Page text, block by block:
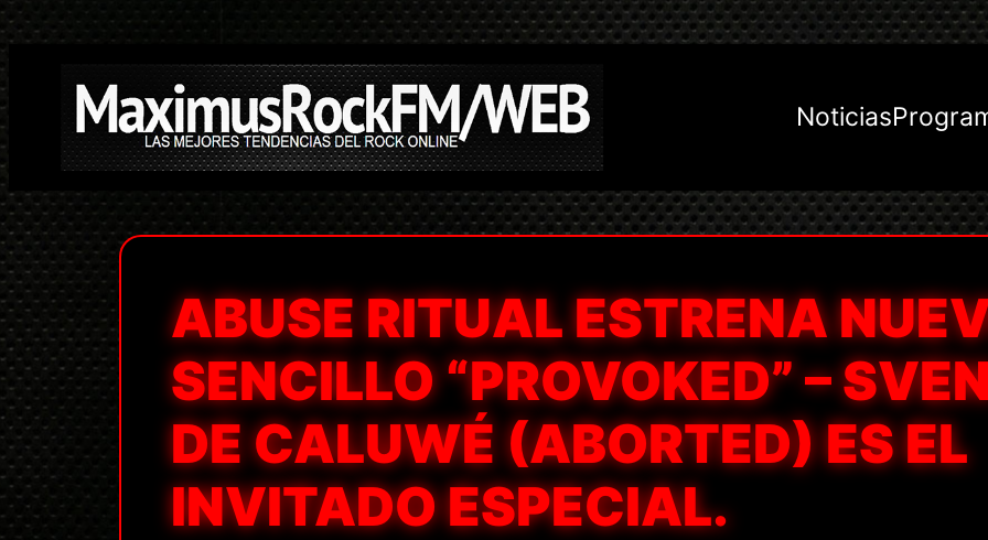
Saltar
contenido
Noticias
ABUSE RITUAL ESTRENA
SENCILLO “PROVOKED” –
DE CALUWÉ (ABORTED) ES EL
INVITADO ESPECIAL.